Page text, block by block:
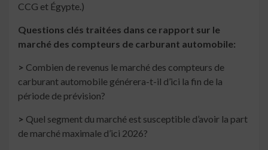
CCG et Égypte.)
Questions clés traitées dans ce rapport sur le
marché des compteurs de carburant automobile:
> Combien de revenus le marché des compteurs de
carburant automobile générera-t-il d’ici la fin de la
période de prévision?
> Quel segment du marché est susceptible d’avoir la part
de marché maximale d’ici 2026?